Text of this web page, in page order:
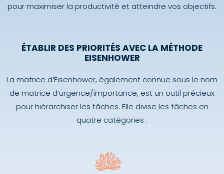
pour maximiser la productivité et atteindre vos objectifs.
ÉTABLIR DES PRIORITÉS AVEC LA MÉTHODE
EISENHOWER
La matrice d’Eisenhower, également connue sous le nom
de matrice d’urgence/importance, est un outil précieux
pour hiérarchiser les tâches. Elle divise les tâches en
quatre catégories :